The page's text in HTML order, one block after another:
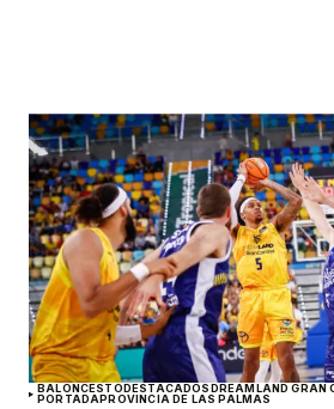
BALONCESTODESTACADOSDREAMLAND GRAN
PORTADAPROVINCIA DE LAS PALMAS